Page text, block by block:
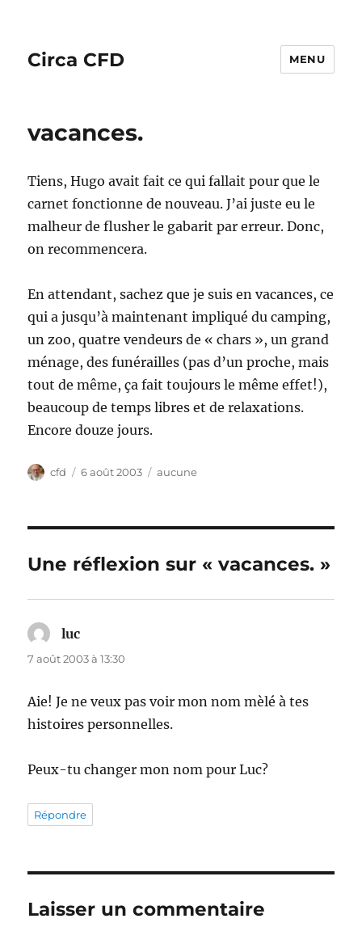
Circa CFD MENU
vacances.
Tiens, Hugo avait fait ce qui fallait pour que le
carnet fonctionne de nouveau. J’ai juste eu le
malheur de flusher le gabarit par erreur. Donc,
on recommencera.
En attendant, sachez que je suis en vacances, ce
qui a jusqu’à maintenant impliqué du camping,
un zoo, quatre vendeurs de « chars », un grand
ménage, des funérailles (pas d’un proche, mais
tout de même, ça fait toujours le même effet!),
beaucoup de temps libres et de relaxations.
Encore douze jours.
Auteur
cfd
Publié
6 août 2003 Catégories
aucune
Une réflexion sur « vacances. »
luc
7 août 2003 à 13:30
Aie! Je ne veux pas voir mon nom mèlé à tes
histoires personnelles.
Peux-tu changer mon nom pour Luc?
Répondre
Laisser un commentaire